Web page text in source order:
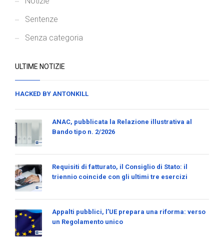
Sentenze
Senza categoria
ULTIME NOTIZIE
HACKED BY ANTONKILL
ANAC, pubblicata la Relazione illustrativa al
Bando tipo n. 2/2026
Requisiti di fatturato, il Consiglio di Stato: il
triennio coincide con gli ultimi tre esercizi
Appalti pubblici, l’UE prepara una riforma: verso
un Regolamento unico